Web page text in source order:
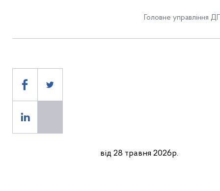
Головне управління
від 28 травня